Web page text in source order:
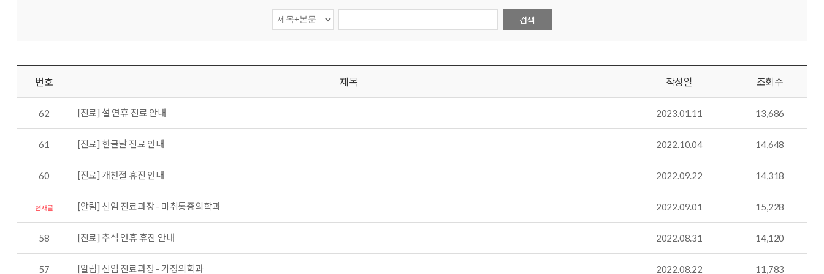
검색
번호 제목 작성일 조회수
62 [진료] 설 연휴 진료 안내 2023.01.11 13,686
61 [진료] 한글날 진료 안내 2022.10.04 14,648
60 [진료] 개천절 휴진 안내 2022.09.22 14,318
현재글 [알림] 신임 진료과장 - 마취통증의학과 2022.09.01 15,228
58 [진료] 추석 연휴 휴진 안내 2022.08.31 14,120
57 [알림] 신임 진료과장 - 가정의학과 2022.08.22 11,783